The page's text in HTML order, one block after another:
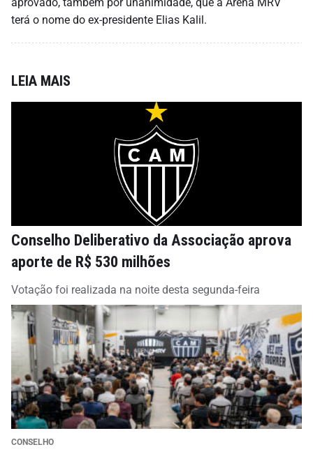
terá o nome do ex-presidente Elias Kalil.
LEIA MAIS
Conselho Deliberativo da Associação aprova
aporte de R$ 530 milhões
Votação foi realizada na noite desta segunda-feira
CONSELHO